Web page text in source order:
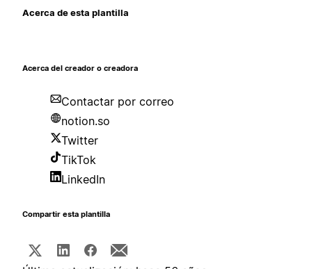
Acerca de esta plantilla
Acerca del creador o creadora
Contactar por correo
notion.so
Twitter
TikTok
LinkedIn
Compartir esta plantilla